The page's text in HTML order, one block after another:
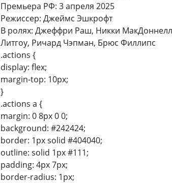
Премьера РФ: 3 апреля 2025
Режиссер: Джеймс Эшкрофт
В ролях: Джеффри Раш, Никки
Литгоу, Ричард Чэпман, Брюс Филлипс
.actions {
display: flex;
margin-top: 10px;
}
.actions a {
margin: 0 8px 0 0;
background: #242424;
border: 1px solid #404040;
outline: solid 1px #111;
padding: 4px 7px;
border-radius: 1px;